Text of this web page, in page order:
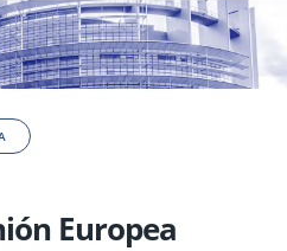
Europea